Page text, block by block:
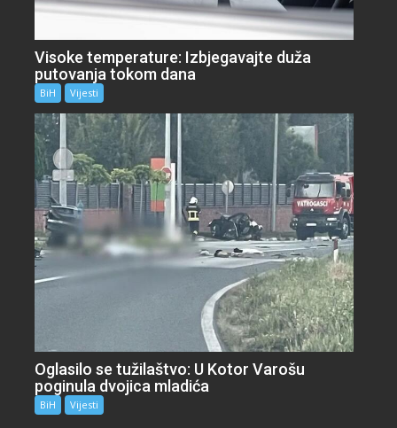
Visoke temperature: Izbjegavajte duža
putovanja tokom dana
BiH Vijesti
Oglasilo se tužilaštvo: U Kotor Varošu
poginula dvojica mladića
BiH Vijesti